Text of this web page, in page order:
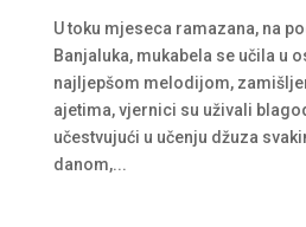
U toku mjeseca ramazana, na
Banjaluka, mukabela se učila u
najljepšom melodijom,
ajetima, vjernici su uživali
učestvujući u učenju džuza
danom,...